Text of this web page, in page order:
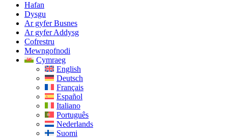
Hafan
Dysgu
Ar gyfer Busnes
Ar gyfer Addysg
Cofrestru
Mewngofnodi
Cymraeg
English
Deutsch
Français
Español
Italiano
Português
Nederlands
Suomi